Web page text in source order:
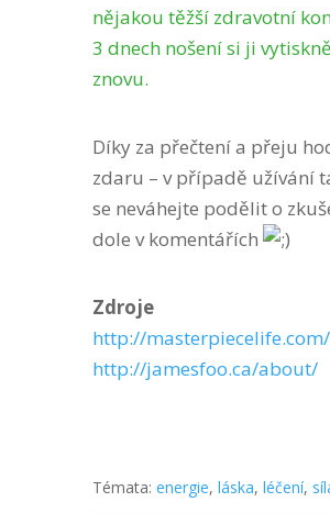
nějakou těžší zdravotní
3 dnech nošení si ji
znovu.
Díky za přečtení a přeju
zdaru – v případě užívání
se neváhejte podělit o
dole v komentářích
Zdroje
http://
http://jamesfoo.ca/about/
Témata: energie, láska, léčení,